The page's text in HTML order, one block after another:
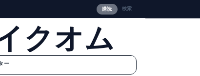
購読 検索
クオム
ー